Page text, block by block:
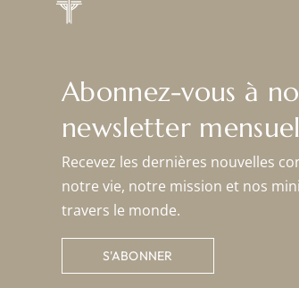
Abonnez-vous à
newsletter
Recevez les dernières nouvelles
notre vie, notre mission et nos
travers le monde.
S'ABONNER